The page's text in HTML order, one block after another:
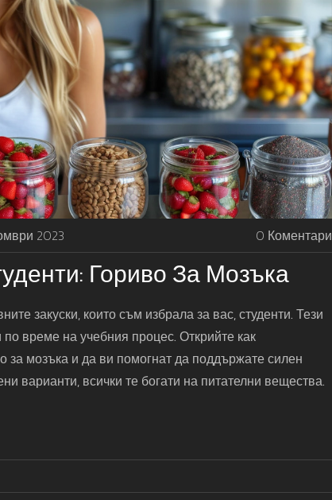
2023 0 Коментари
Гориво За Мозъка
закуски, които съм избрала за вас, студенти. Тези
време на учебния процес. Открийте как
за мозъка и да ви помогнат да поддържате силен
варианти, всички те богати на питателни вещества.